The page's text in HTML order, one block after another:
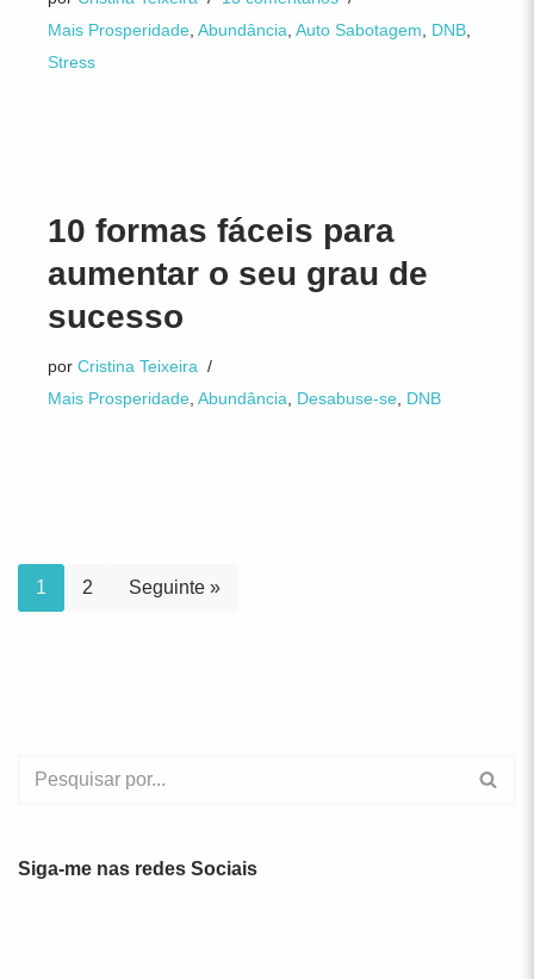
Mais Prosperidade Abundância Auto Sabotagem DNB
Stress
10 formas fáceis para
aumentar o seu grau de
sucesso
por Cristina Teixeira
Mais Prosperidade Abundância Desabuse-se DNB
1 2 Seguinte »
Siga-me nas redes Sociais